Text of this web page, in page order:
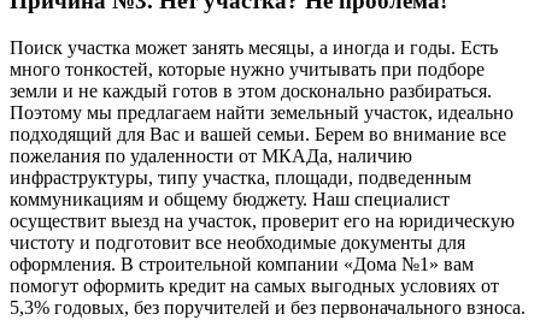
Поиск участка может занять месяцы, а иногда и годы. Есть
много тонкостей, которые нужно учитывать при подборе
земли и не каждый готов в этом досконально разбираться.
Поэтому мы предлагаем найти земельный участок, идеально
подходящий для Вас и вашей семьи. Берем во внимание все
пожелания по удаленности от МКАДа, наличию
инфраструктуры, типу участка, площади, подведенным
коммуникациям и общему бюджету. Наш специалист
осуществит выезд на участок, проверит его на юридическую
чистоту и подготовит все необходимые документы для
оформления. В строительной компании «Дома №1» вам
помогут оформить кредит на самых выгодных условиях от
5,3% годовых, без поручителей и без первоначального взноса.